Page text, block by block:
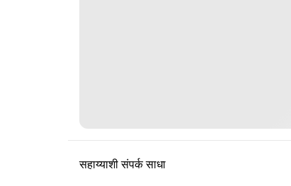
सहाय्याशी संपर्क साधा